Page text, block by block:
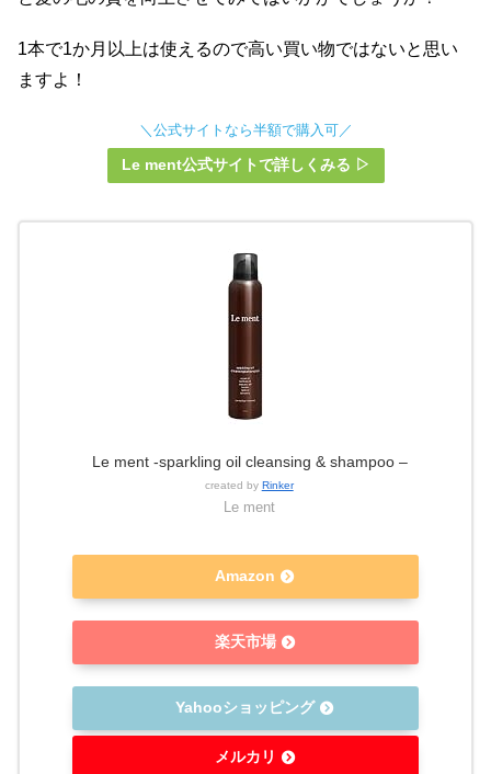
1本で1か月以上は使えるので高い買い物ではないと思い
ますよ！
＼公式サイトなら半額で購入可／
Le ment公式サイトで詳しくみる ▷
Le ment -sparkling oil cleansing & shampoo –
created by Rinker
Le ment
Amazon
楽天市場
Yahooショッピング
メルカリ